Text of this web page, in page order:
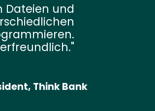
Dateien und
Think Bank